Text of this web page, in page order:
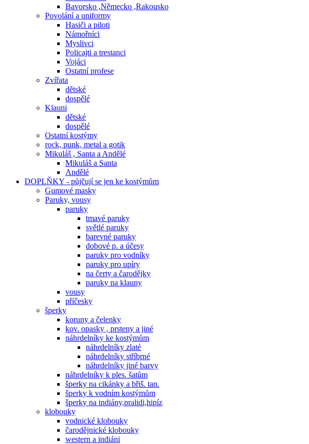
Bavorsko ,Německo ,Rakousko
Povolání a uniformy
Hasiči a piloti
Námořníci
Myslivci
Policajti a trestanci
Vojáci
Ostatní profese
Zvířata
dětské
dospělé
Klauni
dětské
dospělé
Ostatní kostýmy
rock, punk, metal a gotik
Mikuláš , Santa a Andělé
Mikuláš a Santa
Andělé
DOPLŇKY - půjčují se jen ke kostýmům
Gumové masky
Paruky, vousy
paruky
tmavé paruky
světlé paruky
barevné paruky
dobové p. a účesy
paruky pro vodníky
paruky pro upíry
na čerty a čarodějky
paruky na klauny
vousy
příčesky
šperky
koruny a čelenky
kov. opasky , prsteny a jiné
náhrdelníky ke kostýmům
náhrdelníky zlaté
náhrdelníky stříbrné
náhrdelníky jiné barvy
náhrdelníky k ples. šatům
šperky na cikánky a břiš. tan.
šperky k vodním kostýmům
šperky na indiány,pralidi,hipíz
klobouky
vodnické klobouky
čarodějnické klobouky
western a indiáni